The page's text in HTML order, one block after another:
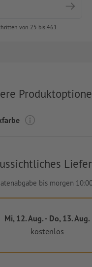
von 25 bis 461
bis morgen
Mi, 12. Aug. - Do, 13. Aug.
kostenlos